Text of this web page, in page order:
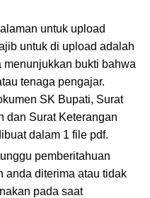
untuk upload
untuk di upload adalah
bukti bahwa
tenaga pengajar.
SK Bupati, Surat
dan Surat Keterangan
dalam 1 file pdf.
pemberitahuan
anda diterima atau tidak
pada saat